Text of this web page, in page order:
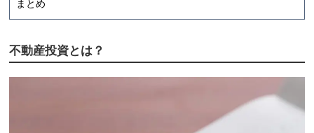
まとめ
不動産投資とは？